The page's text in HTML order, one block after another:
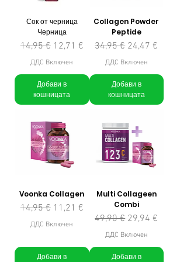
Сок от черница
Черница
Редовна цена
14,95 € Продажна цена
12,71 €
ДДС Включен
Добави в
кошницата
Collagen Powder
Peptide
Редовна цена
34,95 € Продажна цена
24,47 €
ДДС Включен
Добави в
кошницата
Voonka Collagen
Редовна цена
14,95 € Продажна цена
11,21 €
ДДС Включен
Добави в
Multi Collageen
Combi
Редовна цена
49,90 € Продажна цена
29,94 €
ДДС Включен
Добави в